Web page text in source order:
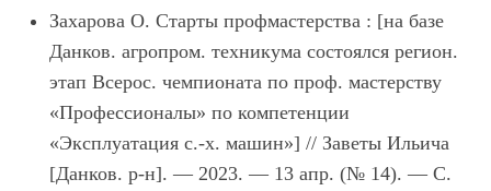
Захарова О. Старты профмастерства : [на базе
Данков. агропром. техникума состоялся регион.
этап Всерос. чемпионата по проф. мастерству
«Профессионалы» по компетенции
«Эксплуатация с.-х. машин»] // Заветы Ильича
[Данков. р-н]. — 2023. — 13 апр. (№ 14). — С.